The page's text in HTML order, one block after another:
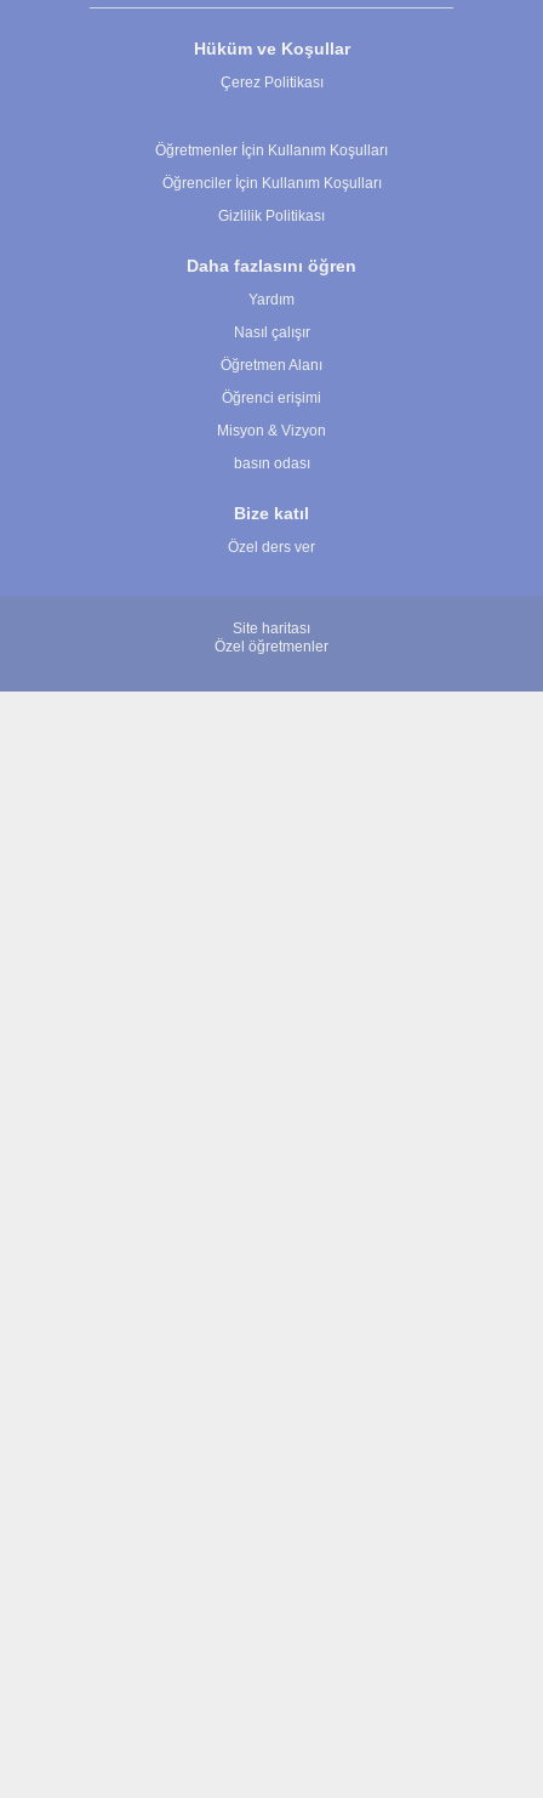
Hüküm ve Koşullar
Çerez Politikası
Öğretmenler İçin Kullanım Koşulları
Öğrenciler İçin Kullanım Koşulları
Gizlilik Politikası
Daha fazlasını öğren
Yardım
Nasıl çalışır
Öğretmen Alanı
Öğrenci erişimi
Misyon & Vizyon
basın odası
Bize katıl
Özel ders ver
Site haritası
Özel öğretmenler